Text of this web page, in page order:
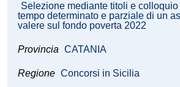
Selezione mediante titoli e
tempo determinato e parziale di un
valere sul fondo poverta 2022
Provincia CATANIA
Regione Concorsi in Sicilia